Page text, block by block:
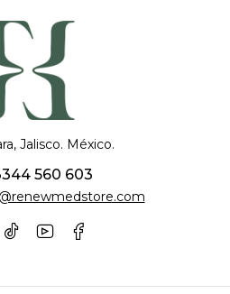
Jalisco. México.
560 603